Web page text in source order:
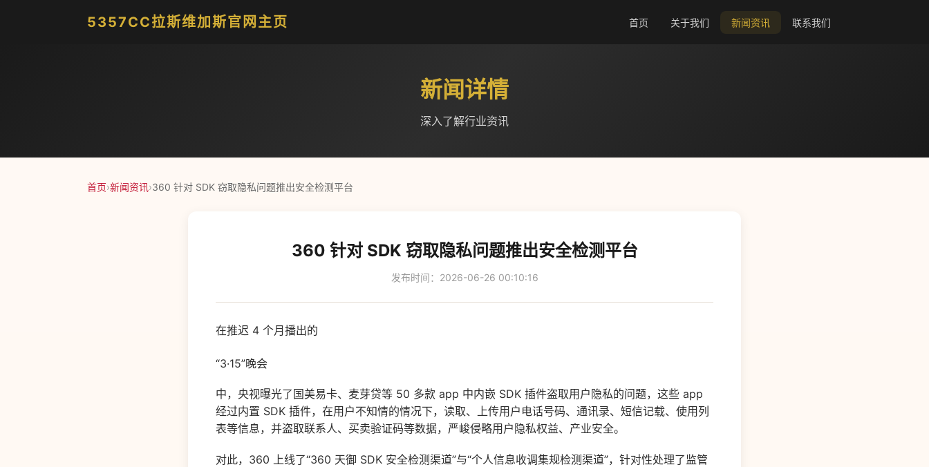
5357CC拉斯维加斯官网主页 首页 关于我们 新闻资讯 联系我们
新闻详情
深入了解行业资讯
首页›新闻资讯›360 针对 SDK 窃取隐私问题推出安全检测平台
360 针对 SDK 窃取隐私问题推出安全检测平台
发布时间：2026-06-26 00:10:16
在推迟 4 个月播出的
“3·15”晚会
中，央视曝光了国美易卡、麦芽贷等 50 多款 app 中内嵌 SDK 插件盗取用户隐私的问题，这些 app
经过内置 SDK 插件，在用户不知情的情况下，读取、上传用户电话号码、通讯录、短信记载、使用列
表等信息，并盗取联系人、买卖验证码等数据，严峻侵略用户隐私权益、产业安全。
对此，360 上线了“360 天御 SDK 安全检测渠道”与“个人信息收调集规检测渠道”，针对性处理了监管